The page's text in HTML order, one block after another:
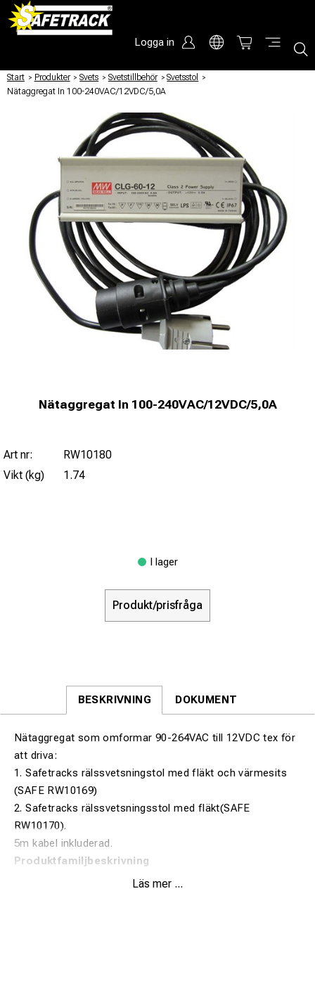
Logga in
Start / Produkter / Svets / Svetstillbehör / Svetsstol
/
Nätaggregat In 100-240VAC/12VDC/5,0A
Nätaggregat In 100-240VAC/12VDC/5,0A
Art nr:
RW10180
Vikt (kg)
1.74
I lager
Produkt/prisfråga
BESKRIVNING DOKUMENT
Nätaggregat som omformar 90-264VAC till 12VDC tex för
att driva:
1. Safetracks rälssvetsningstol med fläkt och värmesits
(SAFE RW10169)
2. Safetracks rälssvetsningsstol med fläkt(SAFE
RW10170).
5m kabel inkluderad.
Produktfamiljbeskrivning
Switchande, brett inspänningsområde
Inbyggd effektfaktorkorrigering, PFC
Läs mer ...